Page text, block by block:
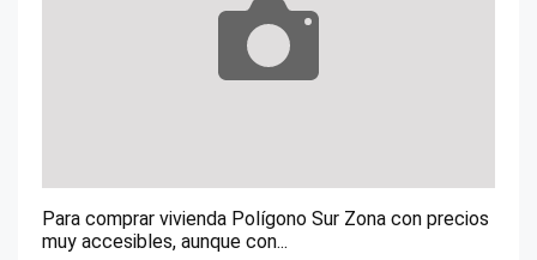
Para comprar vivienda Polígono Sur Zona con precios
muy accesibles, aunque con...